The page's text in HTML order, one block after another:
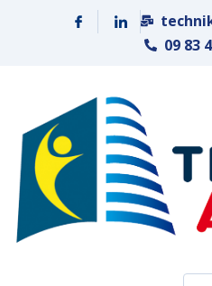
Panneau de gestion des cookies
09 83